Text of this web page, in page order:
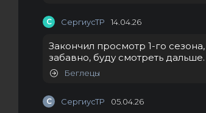
С СергиусТР 14.04.26
Закончил просмотр 1-го сезона,
забавно, буду смотреть дальше.
Беглецы
С СергиусТР 05.04.26